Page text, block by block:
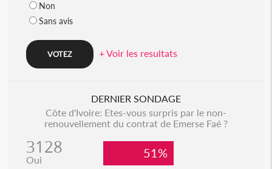
Non
Sans avis
+ Voir les resultats
DERNIER SONDAGE
Côte d'Ivoire: Etes-vous surpris par le non-
renouvellement du contrat de Emerse Faé ?
3128
Oui 51%